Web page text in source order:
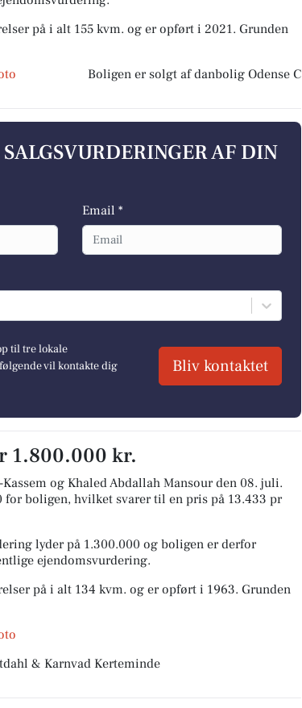
på i alt 155 kvm. og er opført i 2021. Grunden
Boligen er solgt af danbolig Odense C
AF DIN
Email *
til tre lokale
vil kontakte dig
Bliv kontaktet
1.800.000 kr.
og Khaled Abdallah Mansour den 08. juli.
for boligen, hvilket svarer til en pris på 13.433 pr
lyder på 1.300.000 og boligen er derfor
ejendomsvurdering.
på i alt 134 kvm. og er opført i 1963. Grunden
& Karnvad Kerteminde